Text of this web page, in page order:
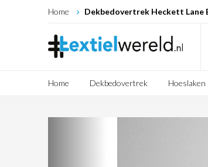
Home Dekbedovertrek Heckett
Home Dekbedovertrek Hoeslaken